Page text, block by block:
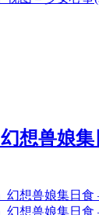
幻想兽娘